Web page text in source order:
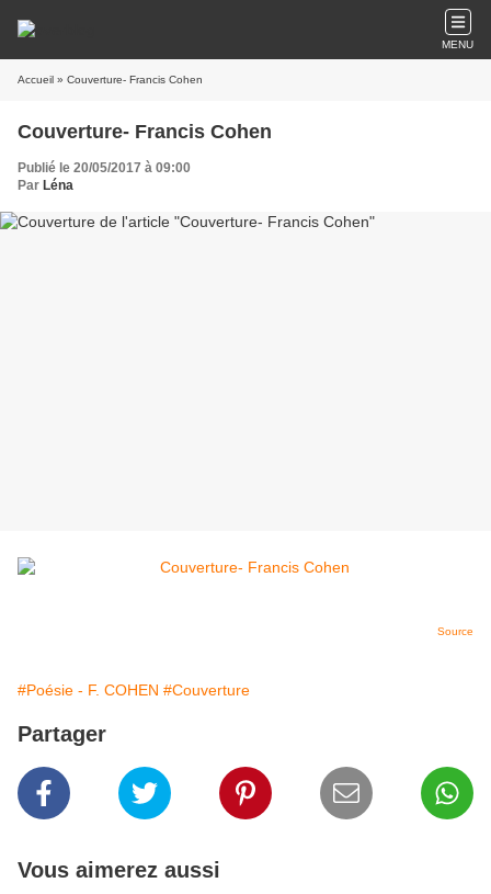
MENU
Accueil » Couverture- Francis Cohen
Couverture- Francis Cohen
Publié le 20/05/2017 à 09:00
Par Léna
Source
#Poésie - F. COHEN #Couverture
Partager
Vous aimerez aussi